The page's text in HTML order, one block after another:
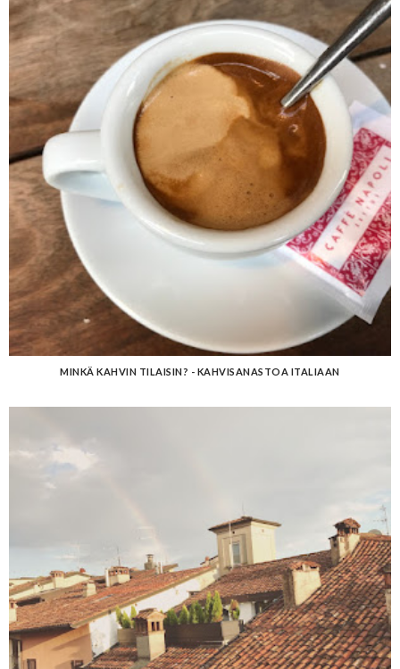
About Me
MINKÄ KAHVIN TILAISIN? - KAHVISANASTOA ITALIAAN